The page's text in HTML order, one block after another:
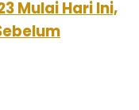
Mulai Hari Ini,